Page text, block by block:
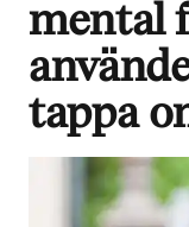
mental
tappa